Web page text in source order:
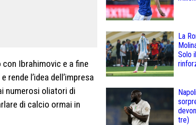
Ibrahimovic e a fine
l’idea dell’impresa
numerosi oliatori di
di calcio ormai in
La
Solo
tre)